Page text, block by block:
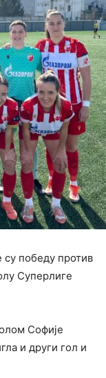
победу против
Суперлиге
Софије
и други гол и